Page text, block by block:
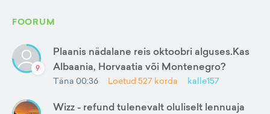
FOORUM
9
Plaanis nädalane reis oktoobri alguses.Kas
Albaania, Horvaatia või Montenegro?
Täna 00:36 Loetud 527 korda kalle157
Wizz - refund tulenevalt oluliselt lennuaja